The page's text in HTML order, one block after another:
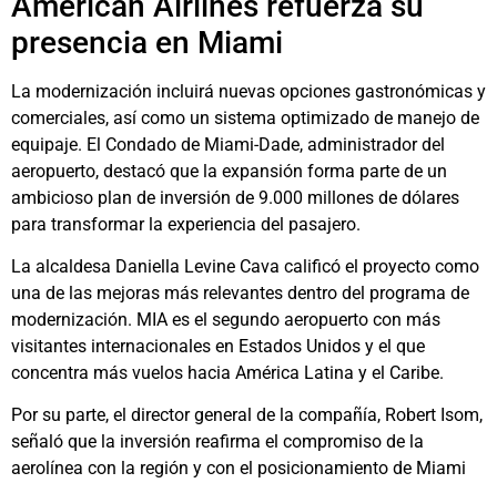
presencia en Miami
La modernización incluirá nuevas opciones gastronómicas y
comerciales, así como un sistema optimizado de manejo de
equipaje. El Condado de Miami-Dade, administrador del
aeropuerto, destacó que la expansión forma parte de un
ambicioso plan de inversión de 9.000 millones de dólares
para transformar la experiencia del pasajero.
La alcaldesa Daniella Levine Cava calificó el proyecto como
una de las mejoras más relevantes dentro del programa de
modernización. MIA es el segundo aeropuerto con más
visitantes internacionales en Estados Unidos y el que
concentra más vuelos hacia América Latina y el Caribe.
Por su parte, el director general de la compañía, Robert Isom,
señaló que la inversión reafirma el compromiso de la
aerolínea con la región y con el posicionamiento de Miami